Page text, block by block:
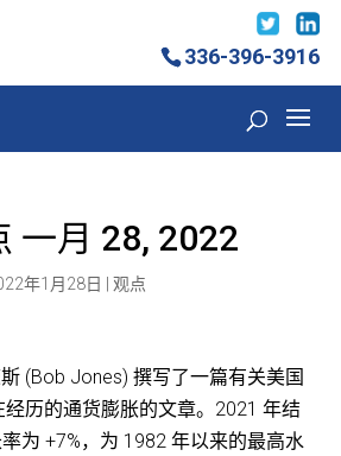
336-396-3916
一月 28, 2022
年1月28日 |观点
(Bob Jones) 撰写了一篇有关美国
历的通货膨胀的文章。2021 年结
为 +7%，为 1982 年以来的最高水